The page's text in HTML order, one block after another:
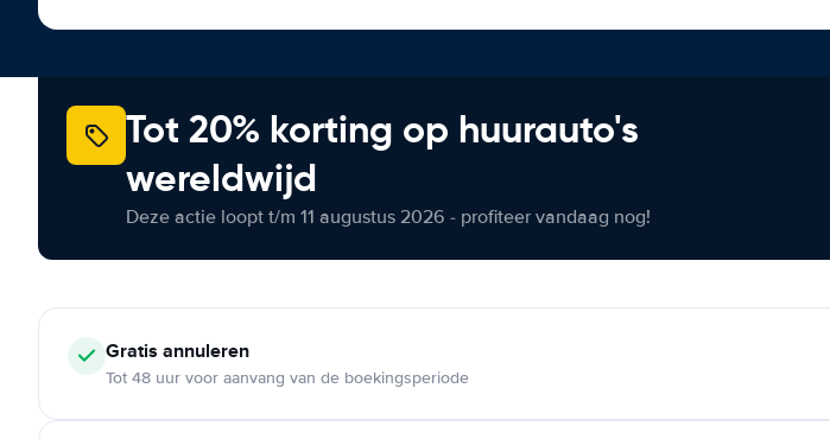
Tot 20% korting op huurauto's
wereldwijd
Deze actie loopt t/m 11 augustus 2026 - profiteer vandaag nog!
Gratis annuleren
Tot 48 uur voor aanvang van de boekingsperiode